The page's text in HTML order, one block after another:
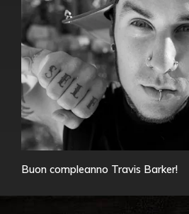
Buon compleanno Travis Barker!